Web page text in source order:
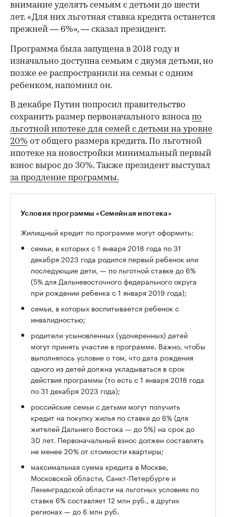
внимание уделять семьям с детьми до шести
лет. «Для них льготная ставка кредита останется
прежней — 6%», — сказал президент.
00:00 00:00
Программа была запущена в 2018 году и
изначально доступна семьям с двумя детьми, но
позже ее распространили на семьи с одним
ребенком, напомнил он.
В декабре Путин попросил правительство
сохранить размер первоначального взносапо
льготной ипотеке для семей с детьми на уровне
20% от общего размера кредита. По льготной
ипотеке на новостройки минимальный первый
взнос вырос до 30%. Также президент выступал
за продление программы.
Условия программы «Семейная ипотека»
Жилищный кредит по программе могут оформить:
семьи, в которых с 1 января 2018 года по 31
декабря 2023 года родился первый ребенок или
последующие дети, — по льготной ставке до 6%
(5% для Дальневосточного федерального округа
при рождении ребенка с 1 января 2019 года);
семьи, в которых воспитывается ребенок с
инвалидностью;
родители усыновленных (удочеренных) детей
могут принять участие в программе. Важно, чтобы
выполнялось условие о том, что дата рождения
одного из детей должна укладываться в срок
действия программы (то есть с 1 января 2018 года
по 31 декабря 2023 года);
российские семьи с детьми могут получить
кредит на покупку жилья по ставке до 6% (для
жителей Дальнего Востока — до 5%) на срок до
30 лет. Первоначальный взнос должен составлять
не менее 20% от стоимости квартиры;
максимальная сумма кредита в Москве,
Московской области, Санкт-Петербурге и
Ленинградской области на льготных условиях по
ставке 6% составляет 12 млн руб., в других
регионах — до 6 млн руб.